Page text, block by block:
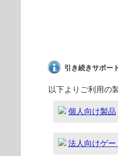
引き続きサポー
以下よりご利用の
個人向け製品
法人向けゲ